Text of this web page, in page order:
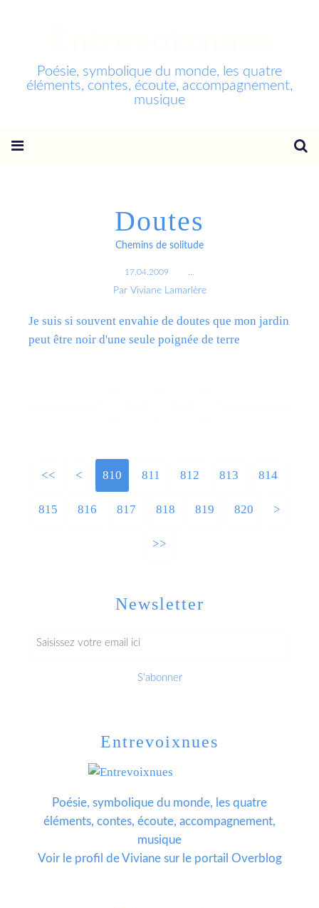
Poésie, symbolique du monde, les quatre
éléments, contes, écoute, accompagnement,
musique
Doutes
Chemins de solitude
17.04.2009
Par Viviane Lamarlère
Je suis si souvent envahie de doutes que mon jardin
peut être noir d'une seule poignée de terre
<< < 800
810 811 812 813 814
815 816 817 818 819 820 830
840
850
860
870
880
890
900
1000
1100
1200
>
>>
Newsletter
Entrevoixnues
Poésie, symbolique du monde, les quatre
éléments, contes, écoute, accompagnement,
musique
Voir le profil deVivianesur le portail Overblog